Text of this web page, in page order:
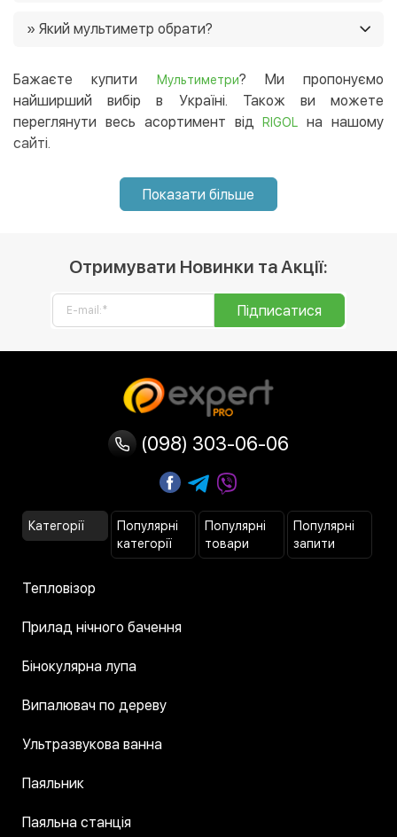
магазині, і ми доставимо його в будь-який регіон
» Який мультиметр обрати?
Рекомендуємо звернути увагу на них:OWON,Uni-t,
Mastech.
Бажаєте купити Мультиметри? Ми пропонуємо
найширший вибір в Україні. Також ви можете
переглянути весь асортимент відRIGOL
на нашому
сайті.
Показати більше
Отримувати Новинки та Акції:
Підписатися
(098) 303-06-06
Категорії
Популярні
категорії
Популярні
товари
Популярні
запити
Тепловізор
Прилад нічного бачення
Бінокулярна лупа
Випалювач по дереву
Ультразвукова ванна
Паяльник
Паяльна станція